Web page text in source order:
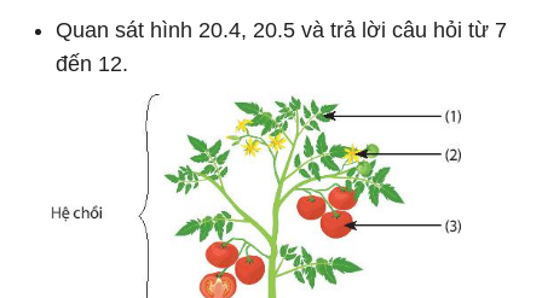
Quan sát hình 20.4, 20.5 và trả lời câu hỏi từ 7
đến 12.